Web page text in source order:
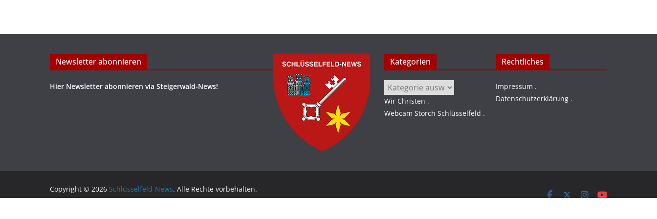
Newsletter abonnieren
Hier Newsletter abonnieren via Steigerwald-News!
Kategorien
Kategorien
Wir Christen .
Webcam Storch Schlüsselfeld .
Rechtliches
Impressum .
Datenschutzerklärung .
Copyright © 2026 Schlüsselfeld-News. Alle Rechte vorbehalten.
Theme:ColorMagvon ThemeGrill. Präsentiert vonWordPress.